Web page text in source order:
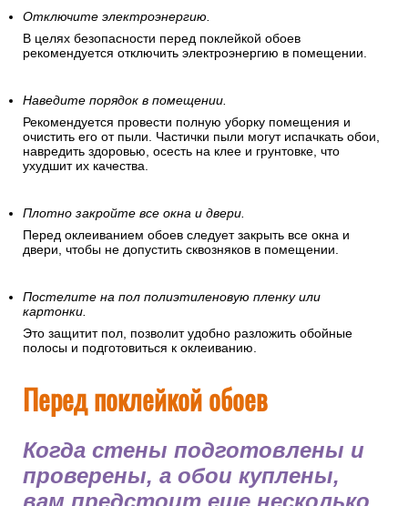
Отключите электроэнергию.
В целях безопасности перед поклейкой обоев
рекомендуется отключить электроэнергию в помещении.
Наведите порядок в помещении.
Рекомендуется провести полную уборку помещения и
очистить его от пыли. Частички пыли могут испачкать обои,
навредить здоровью, осесть на клее и грунтовке, что
ухудшит их качества.
Плотно закройте все окна и двери.
Перед оклеиванием обоев следует закрыть все окна и
двери, чтобы не допустить сквозняков в помещении.
Постелите на пол полиэтиленовую пленку или
картонки.
Это защитит пол, позволит удобно разложить обойные
полосы и подготовиться к оклеиванию.
Перед поклейкой обоев
Когда стены подготовлены и
проверены, а обои куплены,